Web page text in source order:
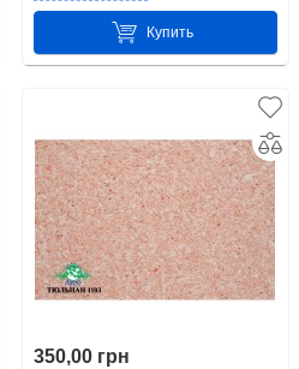
Купить
350,00 грн